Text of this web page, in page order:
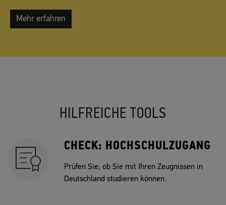
Mehr erfahren
HILFREICHE TOOLS
CHECK: HOCHSCHULZUGANG
Prüfen Sie, ob Sie mit Ihren Zeugnissen in
Deutschland studieren können.